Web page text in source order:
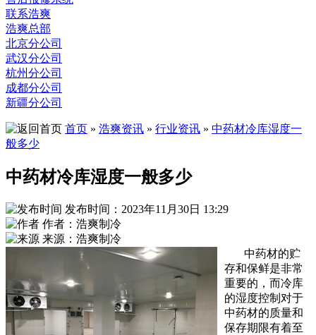
联系浩爽
浩爽总部
北京分公司
武汉分公司
杭州分公司
成都分公司
新疆分公司
首页 » 浩爽资讯 » 行业资讯 » 中药材冷库湿度一
般多少
中药材冷库湿度一般多少
发布时间：2023年11月30日 13:29
作者：浩爽制冷
来源：浩爽制冷
中药材的贮
存和保鲜是非常
重要的，而冷库
的湿度控制对于
中药材的质量和
保存期限有着至